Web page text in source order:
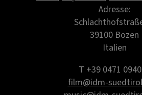
Adresse:
39100 Bozen
Italien
T +39 0471
film@idm-